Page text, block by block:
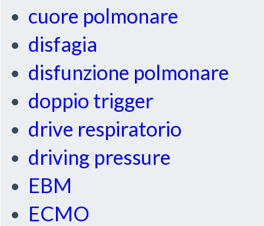
cuore polmonare
disfagia
disfunzione polmonare
doppio trigger
drive respiratorio
driving pressure
EBM
ECMO